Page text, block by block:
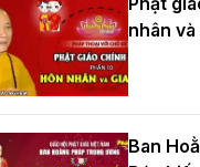
thượng Thích
Trưởng BTS GHPGVN
nhiệm kỳ 2026 –
nhân
Ban